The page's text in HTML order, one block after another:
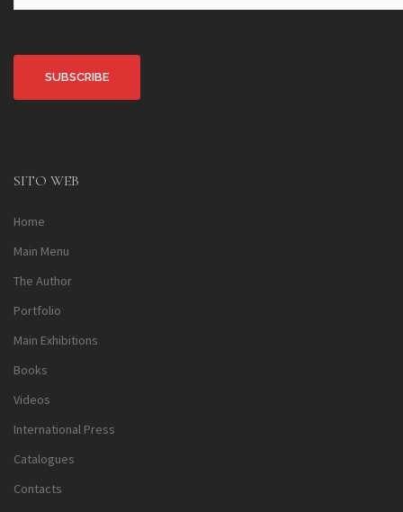
SITO WEB
Home
Main Menu
The Author
Portfolio
Main Exhibitions
Books
Videos
International Press
Catalogues
Contacts